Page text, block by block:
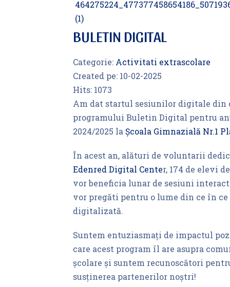
BULETIN DIGITAL
Categorie: Activitati extrascolare
Created pe: 10-02-2025
Hits: 1073
Am dat startul sesiunilor digitale din
programului Buletin Digital pentru
2024/2025 la Școala Gimnazială Nr.1
În acest an, alături de voluntarii
Edenred Digital Center, 174 de elevi
vor beneficia lunar de sesiuni
vor pregăti pentru o lume din ce în
digitalizată.
Suntem entuziasmați de impactul
care acest program îl are asupra
școlare și suntem recunoscători
susținerea partenerilor noștri!